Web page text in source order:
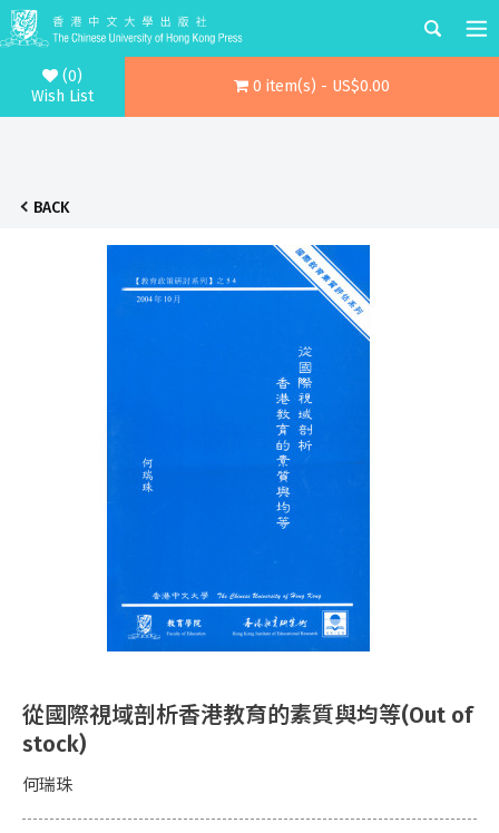
(0)
Wish List
0 item(s) - US$0.00
BACK
從國際視域剖析香港教育的素質與均等(Out of
stock)
何瑞珠